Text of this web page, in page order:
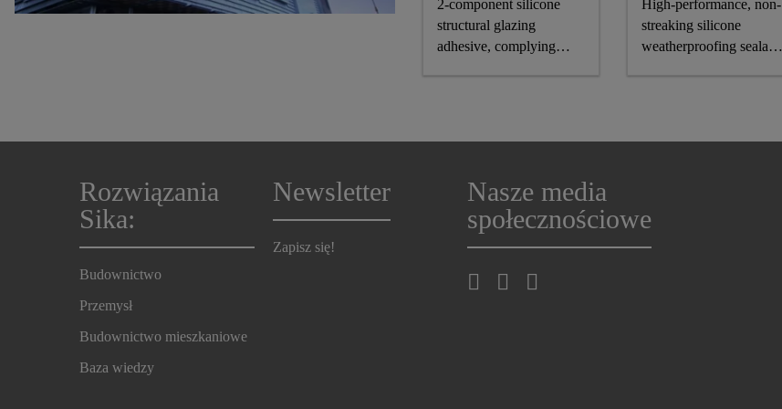
2-component silicone
structural glazing
adhesive, complying
High-performance, non-
streaking silicone
weatherproofing sealant,
Rozwiązania
Sika:
Budownictwo
Przemysł
Budownictwo mieszkaniowe
Baza wiedzy
Newsletter
Zapisz się!
Nasze media
społecznościowe